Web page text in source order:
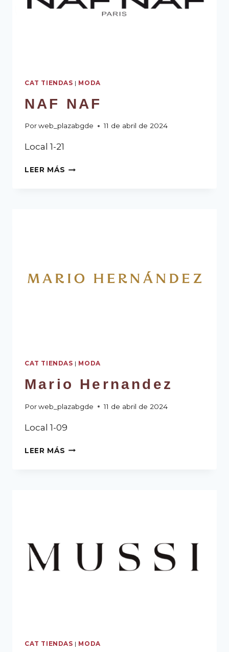
CAT TIENDAS | MODA
NAF NAF
Porweb_plazabgde 11 de abril de 2024
Local 1-21
LEER MÁS
CAT TIENDAS | MODA
Mario Hernandez
Porweb_plazabgde 11 de abril de 2024
Local 1-09
LEER MÁS
CAT TIENDAS | MODA